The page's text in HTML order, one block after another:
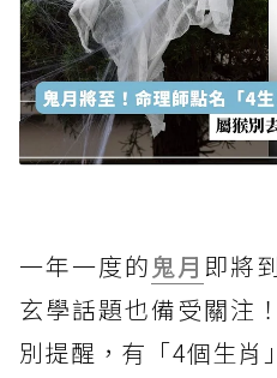
一年一度的 鬼月 即將
玄學話題也備受關注
別提醒，有「4個生肖